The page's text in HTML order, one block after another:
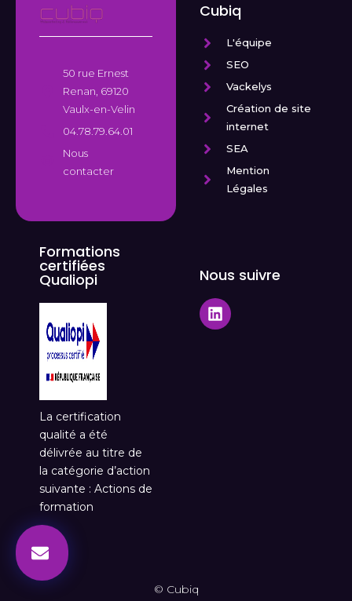
50 rue Ernest
Renan, 69120
Vaulx-en-Velin
04.78.79.64.01
Nous
contacter
Cubiq
L'équipe
SEO
Vackelys
Création de site
internet
SEA
Mention
Légales
Formations
certifiées
Qualiopi
La certification
qualité a été
délivrée au titre de
la catégorie d’action
suivante : Actions de
formation
Nous suivre
© Cubiq